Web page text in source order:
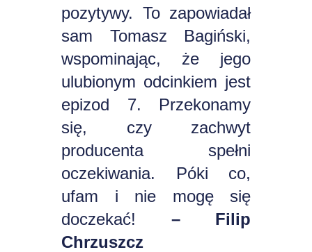
pozytywy. To zapowiadał
sam Tomasz Bagiński,
wspominając, że jego
ulubionym odcinkiem jest
epizod 7. Przekonamy
się, czy zachwyt
producenta spełni
oczekiwania. Póki co,
ufam i nie mogę się
doczekać! – Filip
Chrzuszcz